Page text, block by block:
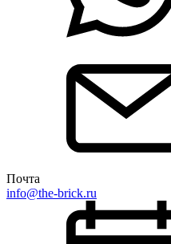
Почта
info@the-brick.ru